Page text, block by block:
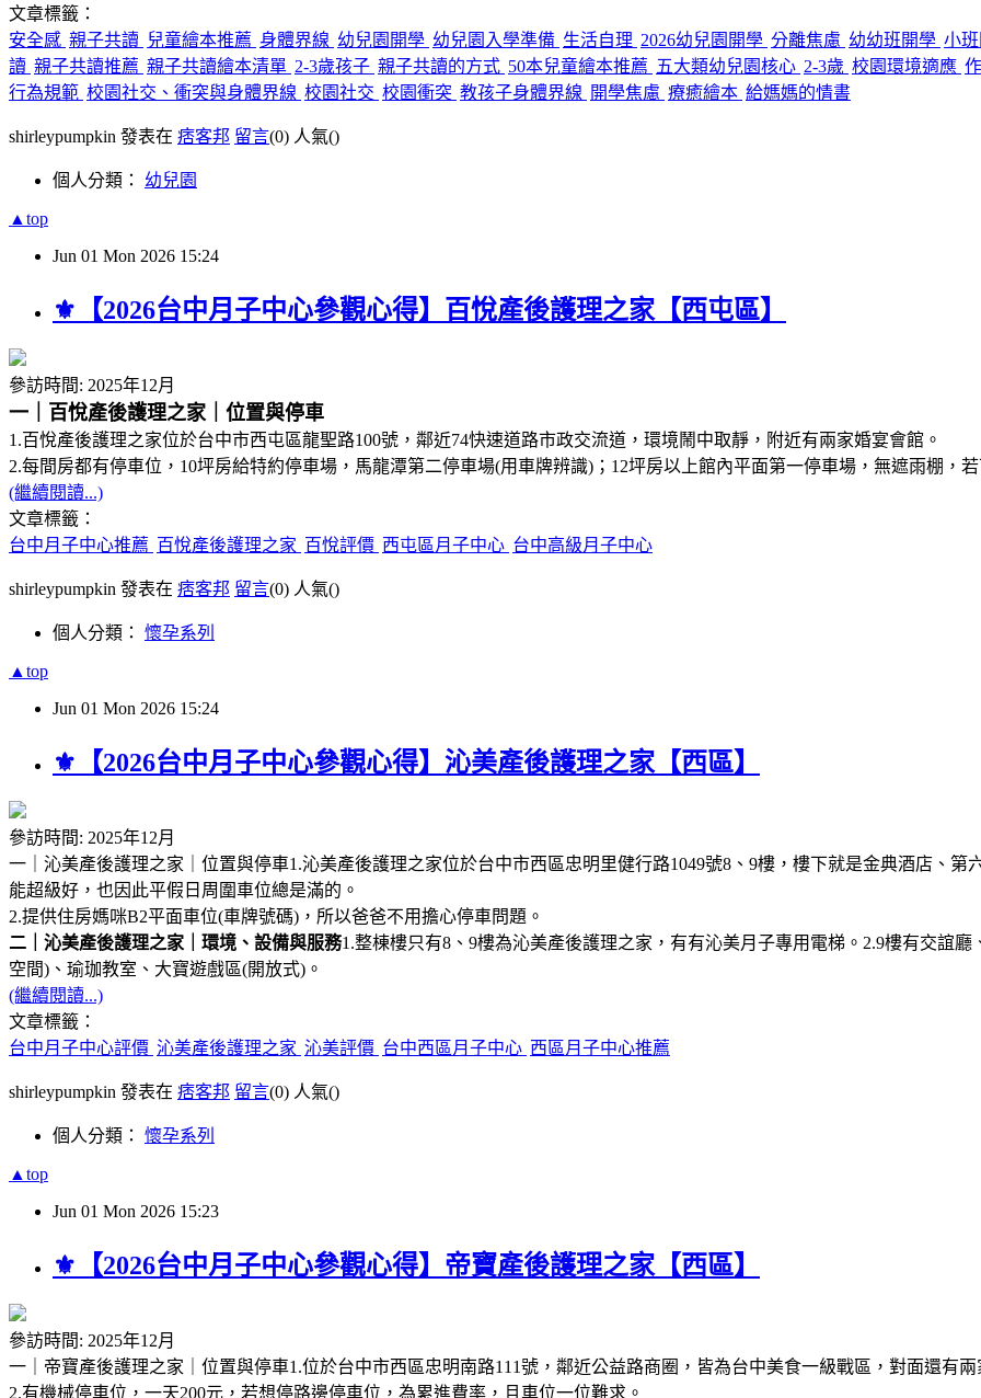
文章標籤：
安全感 親子共讀 兒童繪本推薦 身體界線 幼兒園開學 幼兒園入學準備 生活自理 2026幼兒園開學 分離焦慮 幼幼班開學 小
讀 親子共讀推薦 親子共讀繪本清單 2-3歲孩子 親子共讀的方式 50本兒童繪本推薦 五大類幼兒園核心 2-3歲 校園環境適應
行為規範 校園社交、衝突與身體界線 校園社交 校園衝突 教孩子身體界線 開學焦慮 療癒繪本 給媽媽的情書
shirleypumpkin 發表在 痞客邦 留言(0) 人氣()
個人分類： 幼兒園
▲top
Jun 01 Mon 2026 15:24
⚜︎【2026台中月子中心參觀心得】百悅產後護理之家【西屯區】
參訪時間: 2025年12月
一｜百悅產後護理之家｜位置與停車
1.百悅產後護理之家位於台中市西屯區龍聖路100號，鄰近74快速道路市政交流道，環境鬧中取靜，附近有兩家婚宴會館。
2.每間房都有停車位，10坪房給特約停車場，馬龍潭第二停車場(用車牌辨識)；12坪房以上館內平面第一停車場，無遮雨棚，
(繼續閱讀...)
文章標籤：
台中月子中心推薦 百悅產後護理之家 百悅評價 西屯區月子中心 台中高級月子中心
shirleypumpkin 發表在 痞客邦 留言(0) 人氣()
個人分類： 懷孕系列
▲top
Jun 01 Mon 2026 15:24
⚜︎【2026台中月子中心參觀心得】沁美產後護理之家【西區】
參訪時間: 2025年12月
一｜沁美產後護理之家｜位置與停車1.沁美產後護理之家位於台中市西區忠明里健行路1049號8、9樓，樓下就是金典酒店、
能超級好，也因此平假日周圍車位總是滿的。
2.提供住房媽咪B2平面車位(車牌號碼)，所以爸爸不用擔心停車問題。
二｜沁美產後護理之家｜環境、設備與服務1.整棟樓只有8、9樓為沁美產後護理之家，有有沁美月子專用電梯。2.9樓有交誼
空間)、瑜珈教室、大寶遊戲區(開放式)。
(繼續閱讀...)
文章標籤：
台中月子中心評價 沁美產後護理之家 沁美評價 台中西區月子中心 西區月子中心推薦
shirleypumpkin 發表在 痞客邦 留言(0) 人氣()
個人分類： 懷孕系列
▲top
Jun 01 Mon 2026 15:23
⚜︎【2026台中月子中心參觀心得】帝寶產後護理之家【西區】
參訪時間: 2025年12月
一｜帝寶產後護理之家｜位置與停車1.位於台中市西區忠明南路111號，鄰近公益路商圈，皆為台中美食一級戰區，對面還有兩
2.有機械停車位，一天200元，若想停路邊停車位，為累進費率，且車位一位難求。